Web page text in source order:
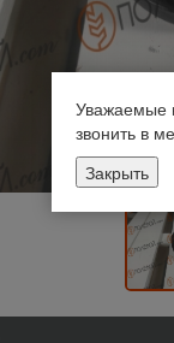
Уважаемые
звонить в
Закрыть